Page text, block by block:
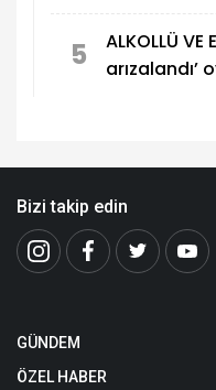
5
ALKOLLÜ VE
Bizi takip edin
GÜNDEM
ÖZEL HABER